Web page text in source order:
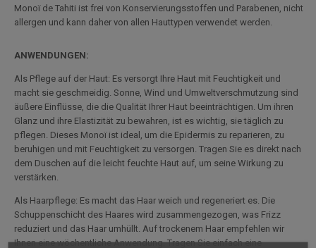
Monoï de Tahiti ist frei von Konservierungsstoffen und Parabenen, nicht
allergen und kann daher von allen Hauttypen verwendet werden.
ANWENDUNGEN:
Als Pflege auf der Haut: Es versorgt Ihre Haut mit Feuchtigkeit und
macht sie geschmeidig. Sonne, Wind und Umweltverschmutzung sind
äußere Einflüsse, die die Qualität Ihrer Haut beeinträchtigen. Um ihren
Glanz und ihre Elastizität zu bewahren, ist es wichtig, sie täglich zu
pflegen. Dieses Monoï ist ideal, um die Epidermis zu reparieren, zu
beruhigen und mit Feuchtigkeit zu versorgen. Tragen Sie es direkt nach
dem Duschen auf die leicht feuchte Haut auf, um seine Wirkung zu
verstärken.
Als Haarpflege: Es macht das Haar weich und regeneriert es. Die
Schuppenschicht des Haares wird zusammengezogen, was Frizz
reduziert und das Haar umhüllt. Auf trockenem Haar empfehlen wir
Ihnen eine wöchentliche Anwendung. Tragen Sie einfach eine